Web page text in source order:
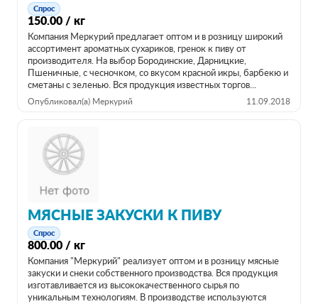
Спрос
150.00 / кг
Компания Меркурий предлагает оптом и в розницу широкий
ассортимент ароматных сухариков, гренок к пиву от
производителя. На выбор Бородинские, Дарницкие,
Пшеничные, с чесночком, со вкусом красной икры, барбекю и
сметаны с зеленью. Вся продукция известных торгов...
Опубликовал(а) Меркурий 11.09.2018
МЯСНЫЕ ЗАКУСКИ К ПИВУ
Спрос
800.00 / кг
Компания "Меркурий" реализует оптом и в розницу мясные
закуски и снеки собственного производства. Вся продукция
изготавливается из высококачественного сырья по
уникальным технологиям. В производстве используются